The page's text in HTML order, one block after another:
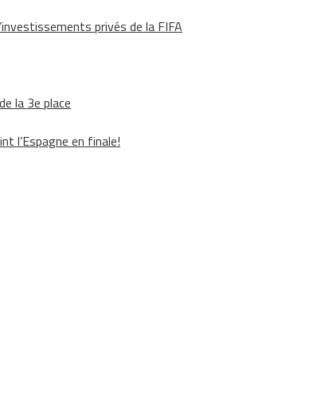
privés de la FIFA
la 3e place
l’Espagne en finale!